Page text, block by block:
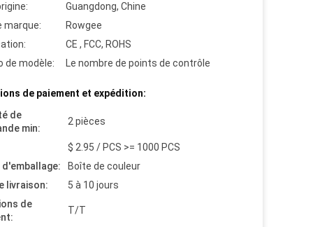
Guangdong, Chine
marque:
Rowgee
CE , FCC, ROHS
de modèle:
Le nombre de points de contrôle
de paiement et expédition:
de
min:
2 pièces
$ 2.95 / PCS >= 1000 PCS
d'emballage:
Boîte de couleur
livraison:
5 à 10 jours
de
T/T